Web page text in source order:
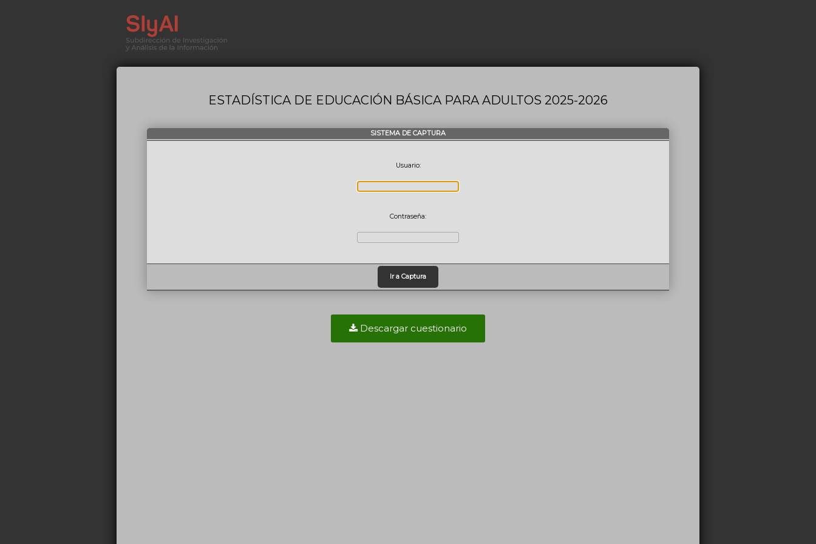
ESTADÍSTICA DE EDUCACIÓN BÁSICA PARA ADULTOS 2025-2026
SISTEMA DE CAPTURA
Usuario:
Contraseña:
Descargar cuestionario